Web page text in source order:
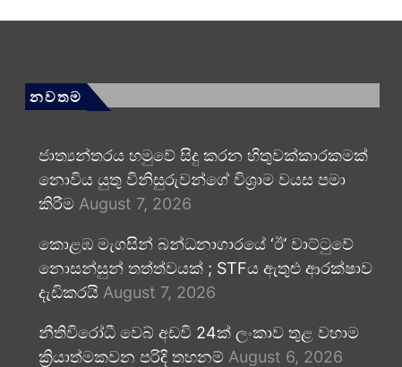
නවතම
ජාත්‍යන්තරය හමුවේ සිදු කරන හිතුවක්කාරකමක්
නොවිය යුතු විනිසුරුවන්ගේ විශ්‍රාම වයස පමා
කිරීම August 7, 2026
කොළඹ මැගසින් බන්ධනාගාරයේ ‘ඊ’ වාට්ටුවේ
නොසන්සුන් තත්ත්වයක් ; STFය ඇතුළු ආරක්ෂාව
දැඩිකරයි August 7, 2026
නීතිවිරෝධී වෙබ් අඩවි 24ක් ලංකාව තුළ වහාම
ක්‍රියාත්මකවන පරිදි තහනම් August 6, 2026